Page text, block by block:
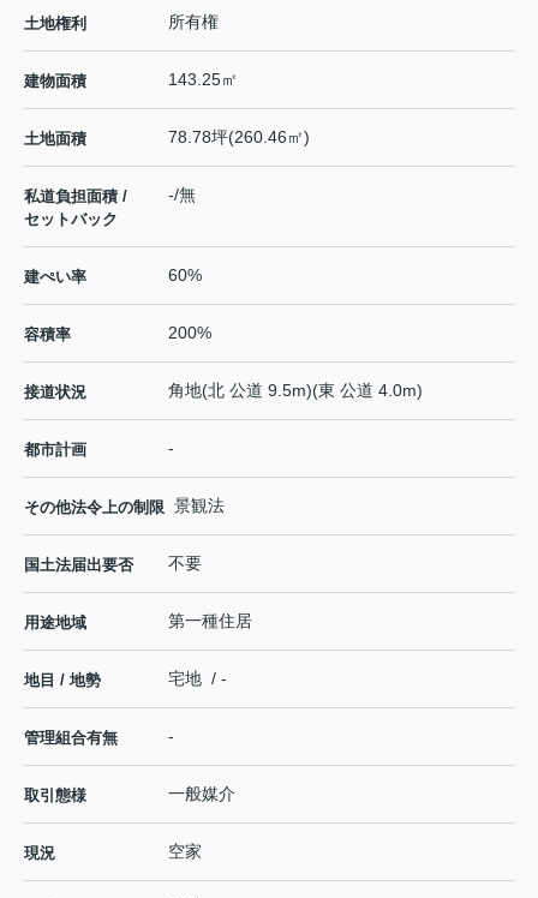
土地権利 所有権
建物面積 143.25㎡
土地面積 78.78坪(260.46㎡)
私道負担面積 /
セットバック
-/無
建ぺい率 60%
容積率 200%
接道状況 角地(北 公道 9.5m)(東 公道 4.0m)
都市計画 -
その他法令上の制限 景観法
国土法届出要否 不要
用途地域 第一種住居
地目 / 地勢 宅地 / -
管理組合有無 -
取引態様 一般媒介
現況 空家